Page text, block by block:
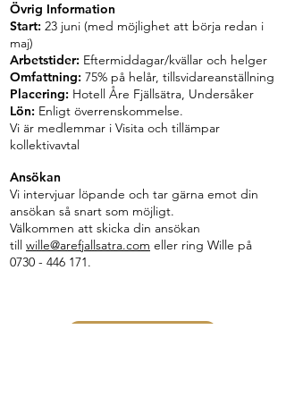
Övrig Information
Start: 23 juni (med möjlighet att börja redan i
maj)
Arbetstider: Eftermiddagar/kvällar och helger
Omfattning: 75% på helår, tillsvidareanställning
Placering: Hotell Åre Fjällsätra, Undersåker
Lön: Enligt överrenskommelse.
Vi är medlemmar i Visita och tillämpar
kollektivavtal
​Ansökan
Vi intervjuar löpande och tar gärna emot din
ansökan så snart som möjligt.
Välkommen att skicka din ansökan
till wille@arefjallsatra.com eller ring Wille på
0730 - 446 171.